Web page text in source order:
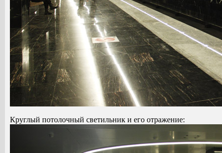
Круглый потолочный светильник и его отражение: